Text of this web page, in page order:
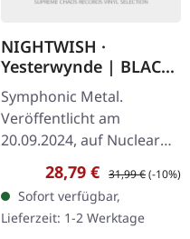
NIGHTWISH ·
Yesterwynde | BLACK
2LP
Symphonic Metal.
Veröffentlicht am
20.09.2024, auf Nuclear
Blast Records. Schwarzes
Doppel-Vinyl im Gatefold-
Cover. Nightwish kehrt
mit ihrem zehnten…
Verkaufspreis:
28,79 € Regulärer Preis:
31,99 €(-10%)
Sofort verfügbar,
Lieferzeit: 1-2 Werktage